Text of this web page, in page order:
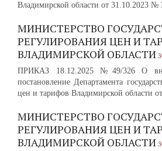
Владимирской области от 31.10.2023 №
МИНИСТЕРСТВО
РЕГУЛИРОВАНИЯ ЦЕН И
ВЛАДИМИРСКОЙ ОБЛАСТИ
ПРИКАЗ 18.12.2025 №49/326 О
постановление Департамента
цен и тарифов Владимирской области
МИНИСТЕРСТВО
РЕГУЛИРОВАНИЯ ЦЕН И
ВЛАДИМИРСКОЙ ОБЛАСТИ